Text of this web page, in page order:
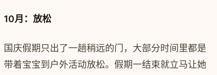
10月：放松
国庆假期只出了一趟稍远的门，大部分时间里都是
带着宝宝到户外活动放松。假期一结束就立马让她